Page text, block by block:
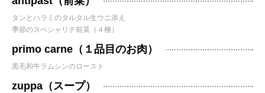
タンとハラミのタルタル生ウニ添え
季節のスペシャリテ前菜（４種）
primo carne（１品目のお肉）
黒毛和牛ラムシンのロースト
zuppa（スープ）